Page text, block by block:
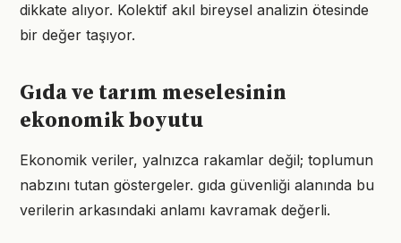
dikkate alıyor. Kolektif akıl bireysel analizin ötesinde
bir değer taşıyor.
Gıda ve tarım meselesinin
ekonomik boyutu
Ekonomik veriler, yalnızca rakamlar değil; toplumun
nabzını tutan göstergeler. gıda güvenliği alanında bu
verilerin arkasındaki anlamı kavramak değerli.